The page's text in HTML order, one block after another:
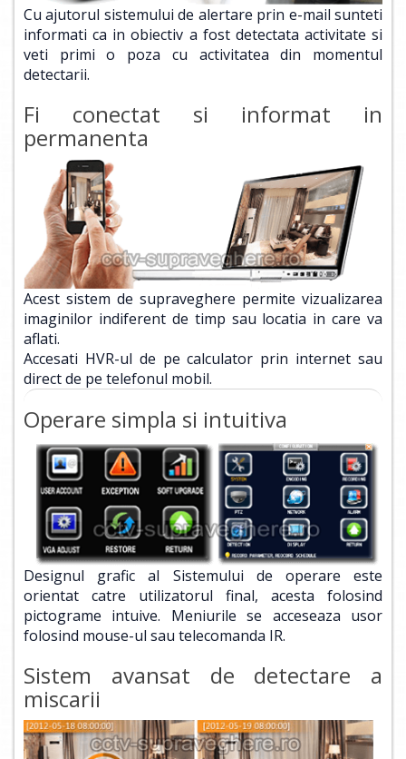
Cu ajutorul sistemului de alertare prin e-mail sunteti
informati ca in obiectiv a fost detectata activitate si
veti primi o poza cu activitatea din momentul
detectarii.
Fi conectat si informat in
permanenta
Acest sistem de supraveghere permite vizualizarea
imaginilor indiferent de timp sau locatia in care va
aflati.
Accesati HVR-ul de pe calculator prin internet sau
direct de pe telefonul mobil.
Operare simpla si intuitiva
Designul grafic al Sistemului de operare este
orientat catre utilizatorul final, acesta folosind
pictograme intuive. Meniurile se acceseaza usor
folosind mouse-ul sau telecomanda IR.
Sistem avansat de detectare a
miscarii